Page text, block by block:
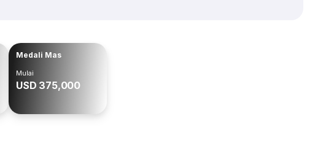
Medali Mas
Mulai
USD 375,000